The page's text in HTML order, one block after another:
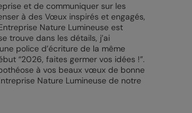
et de communiquer sur les
à des Vœux inspirés et engagés,
Nature Lumineuse est
trouve dans les détails, j’ai
police d’écriture de la même
“2026, faites germer vos idées !”.
à vos beaux vœux de bonne
Nature Lumineuse de notre